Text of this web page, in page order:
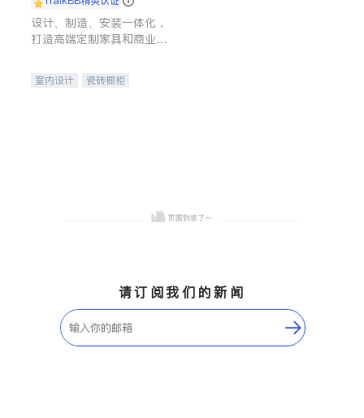
设计、制造、安装一体化，
打造高端定制家具和商业空
室内设计
瓷砖橱柜
请订阅我们的新闻